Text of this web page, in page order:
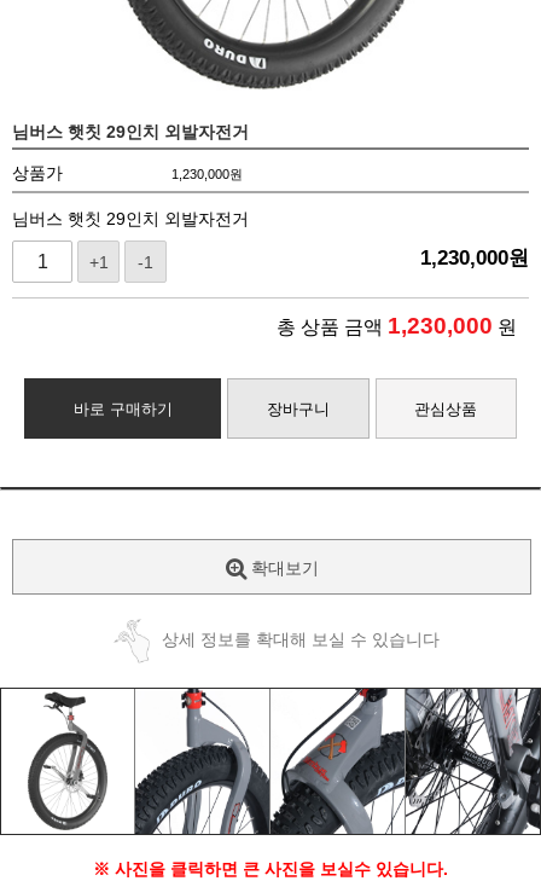
님버스 햇칫 29인치 외발자전거
상품가 1,230,000원
님버스 햇칫 29인치 외발자전거
+1 -1 1,230,000원
총 상품 금액 1,230,000 원
바로 구매하기 장바구니 관심상품
확대보기
상세 정보를 확대해 보실 수 있습니다
※ 사진을 클릭하면 큰 사진을 보실수 있습니다.